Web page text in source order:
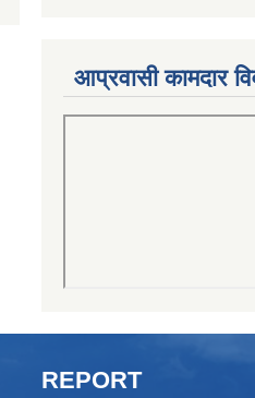
आप्रवासी कामदार
REPORT